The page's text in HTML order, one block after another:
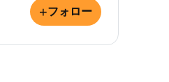
+フォロー